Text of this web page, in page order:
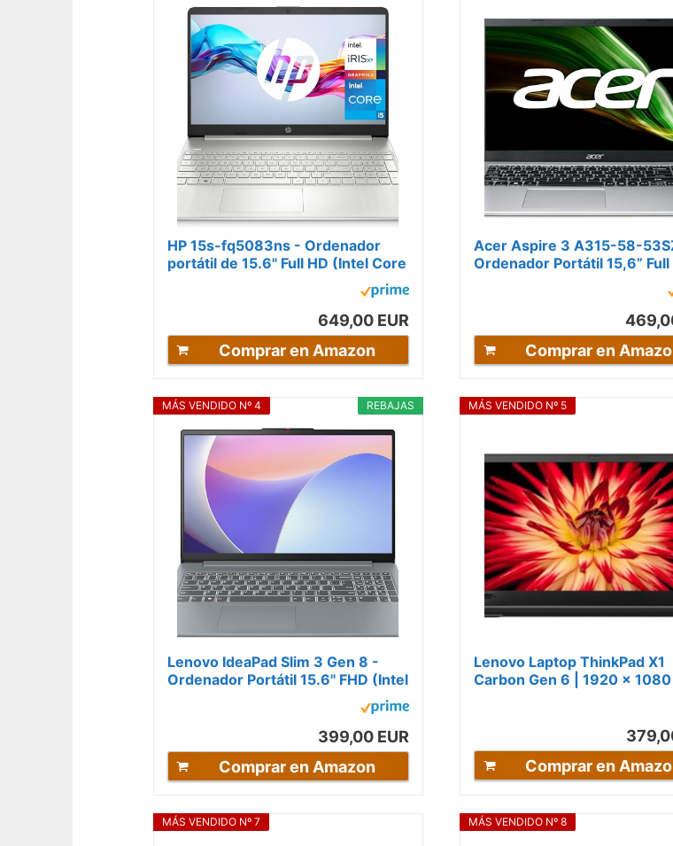
HP 15s-fq5083ns - Ordenador
portátil de 15.6" Full HD (Intel Core
649,00 EUR
Comprar en Amazon
Acer Aspire 3 A315-58-
Ordenador Portátil 15,6” Full
(Intel Core i5-1135G7, 8 GB
Comprar en
REBAJAS
MÁS VENDIDO Nº 4
Lenovo IdeaPad Slim 3 Gen 8 -
Ordenador Portátil 15.6" FHD (Intel
399,00 EUR
Comprar en Amazon
MÁS VENDIDO Nº 5
Lenovo Laptop ThinkPad X1
Carbon Gen 6 | 1920 x 1080
Comprar en
MÁS VENDIDO Nº 7 MÁS VENDIDO Nº 8